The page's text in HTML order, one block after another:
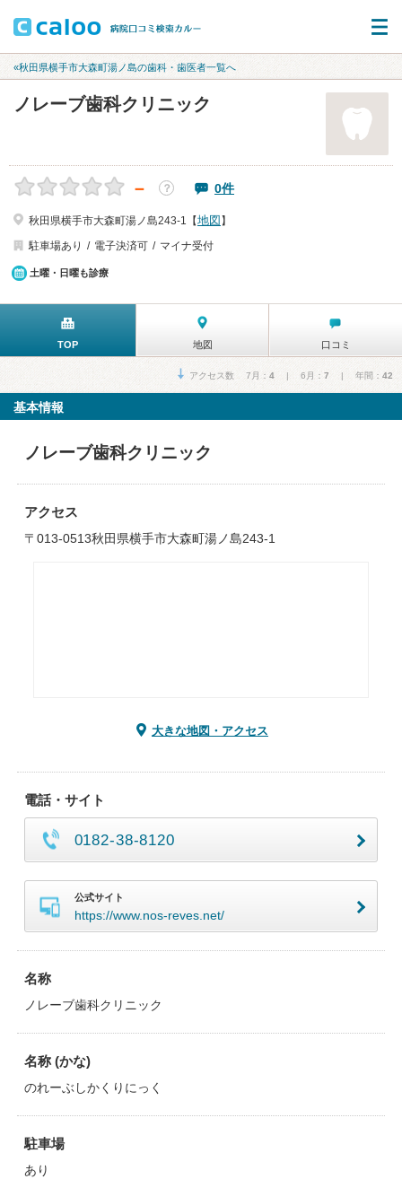
«秋田県横手市大森町湯ノ島の歯科・歯医者一覧へ
ノレーブ歯科クリニック
－ ？ 0件
秋田県横手市大森町湯ノ島243-1【地図 】
駐車場あり
電子決済可 マイナ受付
土曜・日曜も診療
TOP 地図 口コミ
アクセス数 7月： 4 | 6月： 7 | 年間： 42
基本情報
ノレーブ歯科クリニック
アクセス
〒013-0513秋田県横手市大森町湯ノ島243-1
大きな地図・アクセス
電話・サイト
0182-38-8120
公式サイト
https://www.nos-reves.net/
名称
ノレーブ歯科クリニック
名称 (かな)
のれーぶしかくりにっく
駐車場
あり